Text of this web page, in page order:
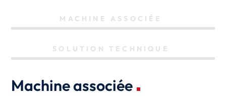
MACHINE ASSOCIÉE
SOLUTION TECHNIQUE
Machine associée